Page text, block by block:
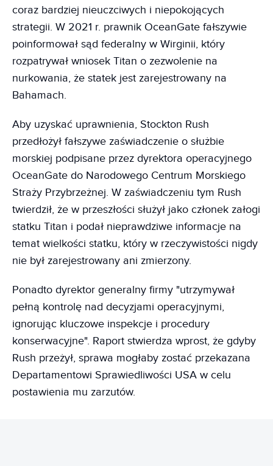
coraz bardziej nieuczciwych i niepokojących
strategii. W 2021 r. prawnik OceanGate fałszywie
poinformował sąd federalny w Wirginii, który
rozpatrywał wniosek Titan o zezwolenie na
nurkowania, że statek jest zarejestrowany na
Bahamach.
Aby uzyskać uprawnienia, Stockton Rush
przedłożył fałszywe zaświadczenie o służbie
morskiej podpisane przez dyrektora operacyjnego
OceanGate do Narodowego Centrum Morskiego
Straży Przybrzeżnej. W zaświadczeniu tym Rush
twierdził, że w przeszłości służył jako członek załogi
statku Titan i podał nieprawdziwe informacje na
temat wielkości statku, który w rzeczywistości nigdy
nie był zarejestrowany ani zmierzony.
Ponadto dyrektor generalny firmy "utrzymywał
pełną kontrolę nad decyzjami operacyjnymi,
ignorując kluczowe inspekcje i procedury
konserwacyjne". Raport stwierdza wprost, że gdyby
Rush przeżył, sprawa mogłaby zostać przekazana
Departamentowi Sprawiedliwości USA w celu
postawienia mu zarzutów.